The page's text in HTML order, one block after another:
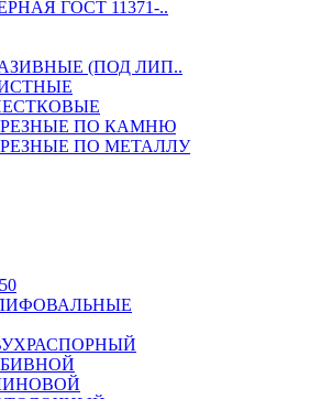
ГОСТ 11371-..
(ПОД ЛИП..
ПО КАМНЮ
ПО МЕТАЛЛУ